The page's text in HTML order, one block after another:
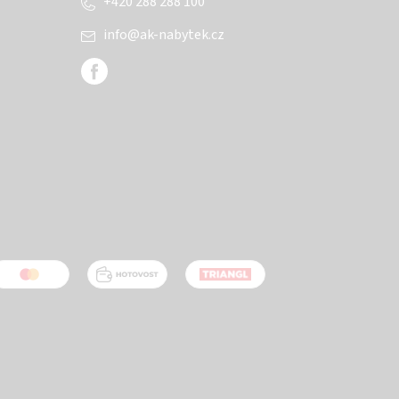
info@ak-nabytek.cz